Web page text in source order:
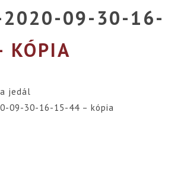
2020-09-30-16-
KÓPIA
jedál
09-30-16-15-44 – kópia